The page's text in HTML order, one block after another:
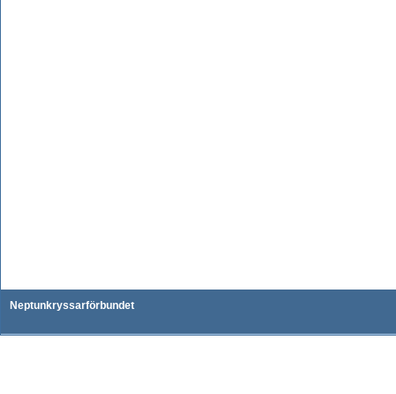
Neptunkryssarförbundet